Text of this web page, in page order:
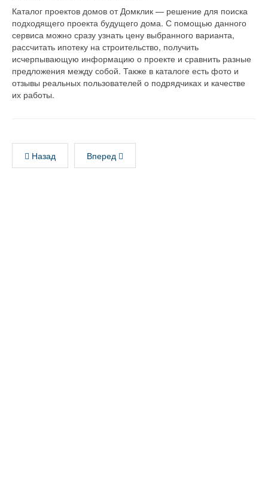
Каталог проектов домов от Домклик — решение для поиска
подходящего проекта будущего дома. С помощью данного
сервиса можно сразу узнать цену выбранного варианта,
рассчитать ипотеку на строительство, получить
исчерпывающую информацию о проекте и сравнить разные
предложения между собой. Также в каталоге есть фото и
отзывы реальных пользователей о подрядчиках и качестве
их работы.
Назад Вперед